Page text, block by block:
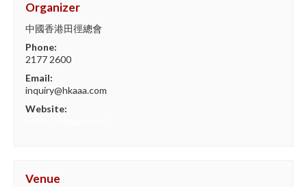
Organizer
中國香港田徑總會
Phone:
2177 2600
Email:
inquiry@hkaaa.com
Website:
Venue